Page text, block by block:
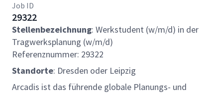
Job ID
29322
Stellenbezeichnung: Werkstudent (w/m/d) in der
Tragwerksplanung (w/m/d)
Referenznummer: 29322
Standorte: Dresden oder Leipzig
Arcadis ist das führende globale Planungs- und